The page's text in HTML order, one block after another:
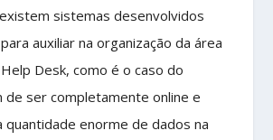
sistemas desenvolvidos
auxiliar na organização da área
Desk, como é o caso do
de ser completamente online e
quantidade enorme de dados na